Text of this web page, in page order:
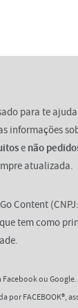
para te
informações
e não
atualizada.
Content
tem como
ou
por FACEBOOK®,